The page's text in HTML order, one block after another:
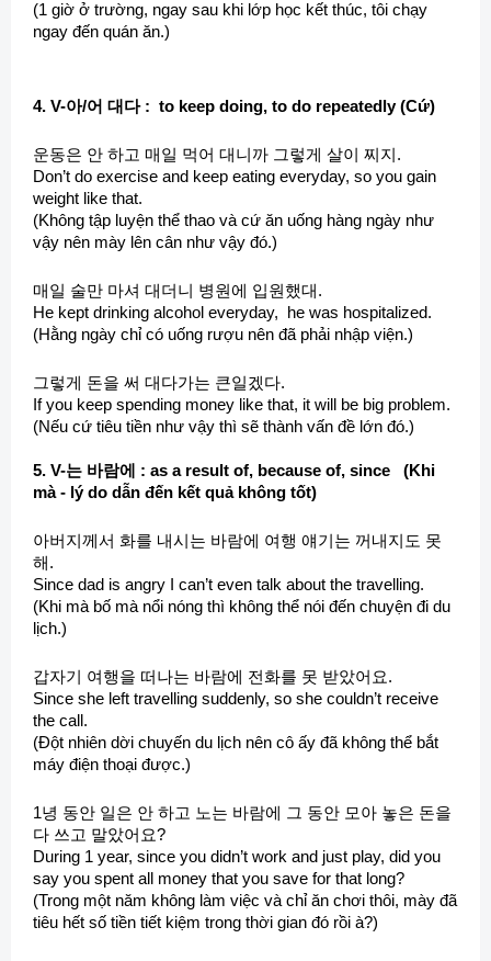
(1 giờ ở trường, ngay sau khi lớp học kết thúc, tôi chạy
ngay đến quán ăn.)
4. V-아/어 대다 : to keep doing, to do repeatedly (Cứ)
운동은 안 하고 매일 먹어 대니까 그렇게 살이 찌지.
Don’t do exercise and keep eating everyday, so you gain
weight like that.
(Không tập luyện thể thao và cứ ăn uống hàng ngày như
vậy nên mày lên cân như vậy đó.)
매일 술만 마셔 대더니 병원에 입원했대.
He kept drinking alcohol everyday, he was hospitalized.
(Hằng ngày chỉ có uống rượu nên đã phải nhập viện.)
그렇게 돈을 써 대다가는 큰일겠다.
If you keep spending money like that, it will be big problem.
(Nếu cứ tiêu tiền như vậy thì sẽ thành vấn đề lớn đó.)
5. V-는 바람에 : as a result of, because of, since (Khi
mà - lý do dẫn đến kết quả không tốt)
아버지께서 화를 내시는 바람에 여행 얘기는 꺼내지도 못
해.
Since dad is angry I can’t even talk about the travelling.
(Khi mà bố mà nổi nóng thì không thể nói đến chuyện đi du
lịch.)
갑자기 여행을 떠나는 바람에 전화를 못 받았어요.
Since she left travelling suddenly, so she couldn’t receive
the call.
(Đột nhiên dời chuyến du lịch nên cô ấy đã không thể bắt
máy điện thoại được.)
1녕 동안 일은 안 하고 노는 바람에 그 동안 모아 놓은 돈을
다 쓰고 말았어요?
During 1 year, since you didn’t work and just play, did you
say you spent all money that you save for that long?
(Trong một năm không làm việc và chỉ ăn chơi thôi, mày đã
tiêu hết số tiền tiết kiệm trong thời gian đó rồi à?)